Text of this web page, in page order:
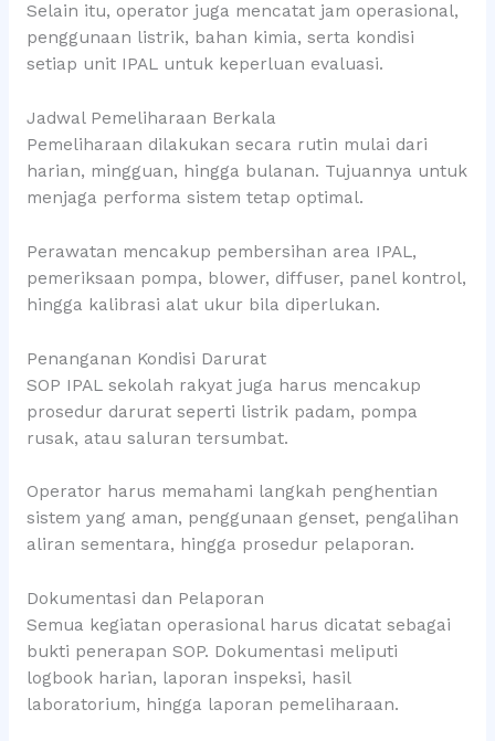
Selain itu, operator juga mencatat jam operasional,
penggunaan listrik, bahan kimia, serta kondisi
setiap unit IPAL untuk keperluan evaluasi.
Jadwal Pemeliharaan Berkala
Pemeliharaan dilakukan secara rutin mulai dari
harian, mingguan, hingga bulanan. Tujuannya untuk
menjaga performa sistem tetap optimal.
Perawatan mencakup pembersihan area IPAL,
pemeriksaan pompa, blower, diffuser, panel kontrol,
hingga kalibrasi alat ukur bila diperlukan.
Penanganan Kondisi Darurat
SOP IPAL sekolah rakyat juga harus mencakup
prosedur darurat seperti listrik padam, pompa
rusak, atau saluran tersumbat.
Operator harus memahami langkah penghentian
sistem yang aman, penggunaan genset, pengalihan
aliran sementara, hingga prosedur pelaporan.
Dokumentasi dan Pelaporan
Semua kegiatan operasional harus dicatat sebagai
bukti penerapan SOP. Dokumentasi meliputi
logbook harian, laporan inspeksi, hasil
laboratorium, hingga laporan pemeliharaan.